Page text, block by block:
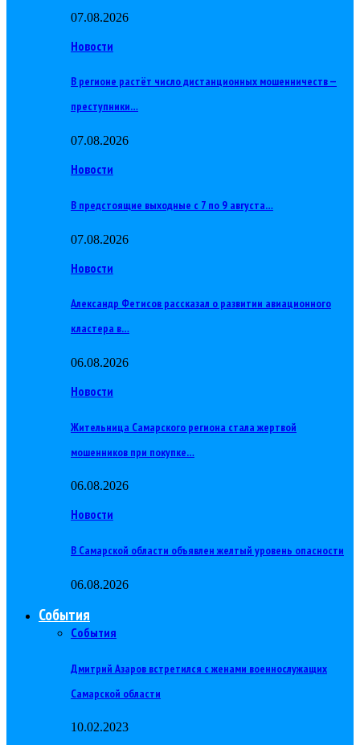
07.08.2026
Новости
В регионе растёт число дистанционных мошенничеств —
преступники…
07.08.2026
Новости
В предстоящие выходные с 7 по 9 августа…
07.08.2026
Новости
Александр Фетисов рассказал о развитии авиационного
кластера в…
06.08.2026
Новости
Жительница Самарского региона стала жертвой
мошенников при покупке…
06.08.2026
Новости
В Самарской области объявлен желтый уровень опасности
06.08.2026
События
События
Дмитрий Азаров встретился с женами военнослужащих
Самарской области
10.02.2023